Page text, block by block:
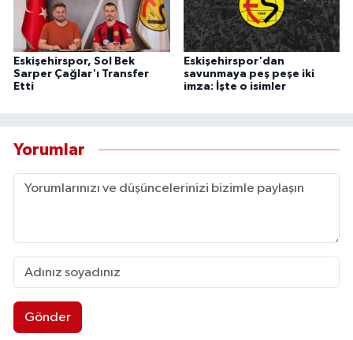
Eskişehirspor, Sol Bek
Sarper Çağlar'ı Transfer
Etti
Eskişehirspor'dan
savunmaya peş peşe iki
imza: İşte o isimler
Yorumlar
Gönder